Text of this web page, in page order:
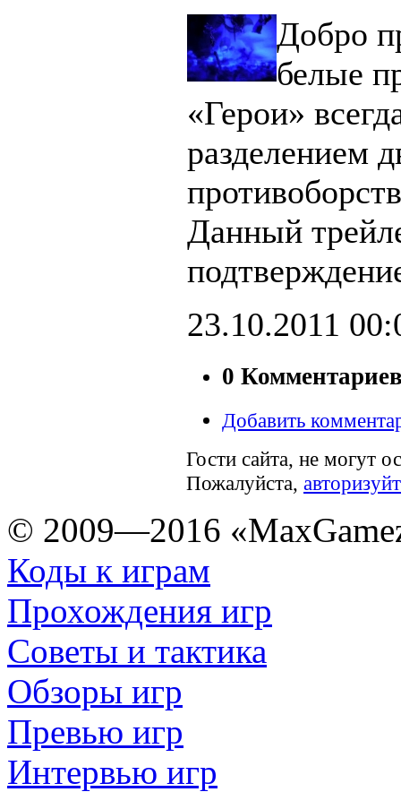
Добро
белые
«Герои»
разделением
Данный
23.10.2011
0
Добавить
Гости сайта, не могут
Пожалуйста,
© 2009—2016
Коды к играм
Прохождения игр
Советы и тактика
Обзоры игр
Превью игр
Интервью игр